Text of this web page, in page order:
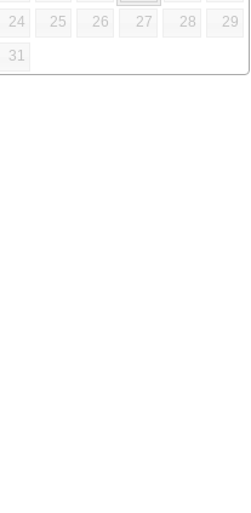
24 25 26 27 28
29
31